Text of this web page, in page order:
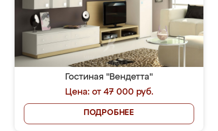
Гостиная "Вендетта"
Цена: от 47 000 руб.
ПОДРОБНЕЕ